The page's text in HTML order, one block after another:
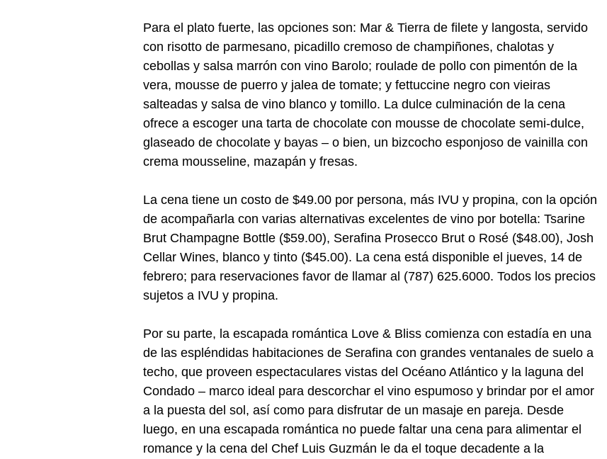
Para el plato fuerte, las opciones son: Mar & Tierra de filete y langosta, servido
con risotto de parmesano, picadillo cremoso de champiñones, chalotas y
cebollas y salsa marrón con vino Barolo; roulade de pollo con pimentón de la
vera, mousse de puerro y jalea de tomate; y fettuccine negro con vieiras
salteadas y salsa de vino blanco y tomillo. La dulce culminación de la cena
ofrece a escoger una tarta de chocolate con mousse de chocolate semi-dulce,
glaseado de chocolate y bayas – o bien, un bizcocho esponjoso de vainilla con
crema mousseline, mazapán y fresas.
La cena tiene un costo de $49.00 por persona, más IVU y propina, con la opción
de acompañarla con varias alternativas excelentes de vino por botella: Tsarine
Brut Champagne Bottle ($59.00), Serafina Prosecco Brut o Rosé ($48.00), Josh
Cellar Wines, blanco y tinto ($45.00). La cena está disponible el jueves, 14 de
febrero; para reservaciones favor de llamar al (787) 625.6000. Todos los precios
sujetos a IVU y propina.
Por su parte, la escapada romántica Love & Bliss comienza con estadía en una
de las espléndidas habitaciones de Serafina con grandes ventanales de suelo a
techo, que proveen espectaculares vistas del Océano Atlántico y la laguna del
Condado – marco ideal para descorchar el vino espumoso y brindar por el amor
a la puesta del sol, así como para disfrutar de un masaje en pareja. Desde
luego, en una escapada romántica no puede faltar una cena para alimentar el
romance y la cena del Chef Luis Guzmán le da el toque decadente a la